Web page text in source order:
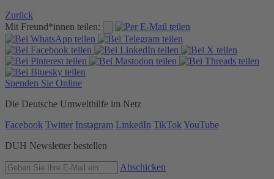
Zurück
Mit Freund*innen teilen:
Spenden Sie Online
Die Deutsche Umwelthilfe im Netz
Facebook Twitter Instagram LinkedIn TikTok YouTube
DUH Newsletter bestellen
Abschicken